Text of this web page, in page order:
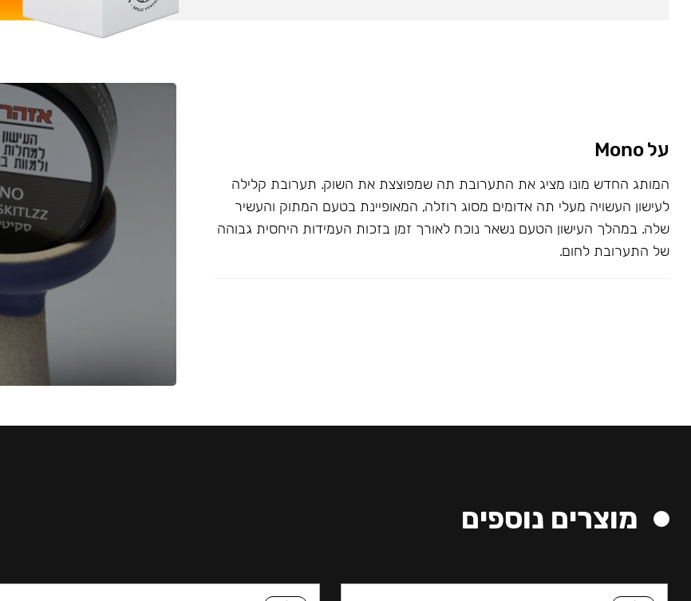
על Mono
המותג החדש מונו מציג את התערובת תה שמפוצצת את השוק. תערובת קלילה
לעישון העשויה מעלי תה אדומים מסוג רוזלה, המאופיינת בטעם המתוק והעשיר
שלה. במהלך העישון הטעם נשאר נוכח לאורך זמן בזכות העמידות היחסית גבוהה
של התערובת לחום.
מוצרים נוספים